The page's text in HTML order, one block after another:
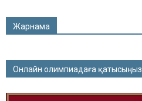
Жарнама
Онлайн олимпиадаға қатысыңыз